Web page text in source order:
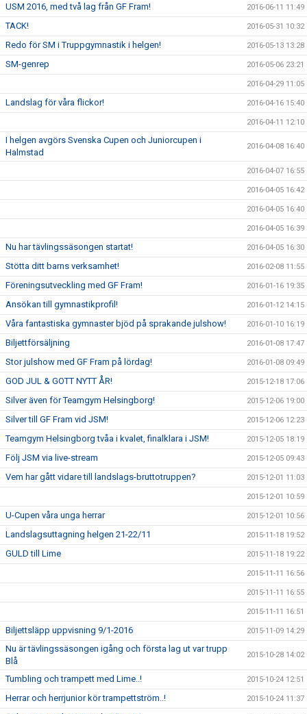
USM 2016, med två lag från GF Fram! 2016-06-11 11:49
TACK! 2016-05-31 10:32
Redo för SM i Truppgymnastik i helgen! 2016-05-13 13:28
SM-genrep 2016-05-06 23:21
2016-04-29 11:05
Landslag för våra flickor! 2016-04-16 15:40
2016-04-11 12:10
I helgen avgörs Svenska Cupen och Juniorcupen i
Halmstad
2016-04-08 16:40
2016-04-07 16:55
2016-04-05 16:42
2016-04-05 16:40
2016-04-05 16:39
Nu har tävlingssäsongen startat! 2016-04-05 16:30
Stötta ditt barns verksamhet! 2016-02-08 11:55
Föreningsutveckling med GF Fram! 2016-01-16 19:35
Ansökan till gymnastikprofil! 2016-01-12 14:15
Våra fantastiska gymnaster bjöd på sprakande julshow! 2016-01-10 16:19
Biljettförsäljning 2016-01-08 17:47
Stor julshow med GF Fram på lördag! 2016-01-08 09:49
GOD JUL & GOTT NYTT ÅR! 2015-12-18 17:06
Silver även för Teamgym Helsingborg! 2015-12-06 19:00
Silver till GF Fram vid JSM! 2015-12-06 12:23
Teamgym Helsingborg tvåa i kvalet, finalklara i JSM! 2015-12-05 18:19
Följ JSM via live-stream 2015-12-05 09:43
Vem har gått vidare till landslags-bruttotruppen? 2015-12-01 11:03
2015-12-01 10:59
U-Cupen våra unga herrar 2015-12-01 10:56
Landslagsuttagning helgen 21-22/11 2015-11-18 19:52
GULD till Lime 2015-11-18 19:22
2015-11-11 16:56
2015-11-11 16:55
2015-11-11 16:51
Biljettsläpp uppvisning 9/1-2016 2015-11-09 14:29
Nu är tävlingssäsongen igång och första lag ut var trupp
Blå
2015-10-28 14:02
Tumbling och trampett med Lime..! 2015-10-24 12:51
Herrar och herrjunior kör trampettström..! 2015-10-24 11:37